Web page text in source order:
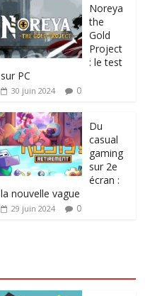
Noreya
the
Gold
Project
: le test
sur PC
30 juin 2024 0
Du
casual
gaming
sur 2e
écran :
la nouvelle vague
29 juin 2024 0